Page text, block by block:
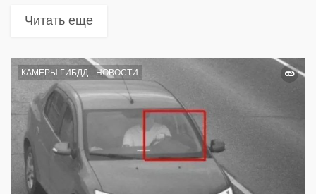
Читать еще
КАМЕРЫ ГИБДД НОВОСТИ